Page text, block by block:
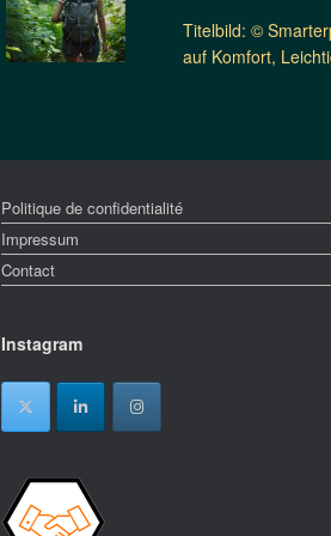
Titelbild: ©
auf Komfort,
Politique de confidentialité
Impressum
Contact
Instagram